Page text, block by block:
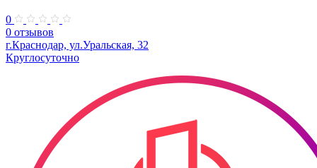
0
0 отзывов
г.Краснодар, ул.Уральская, 32
Круглосуточно